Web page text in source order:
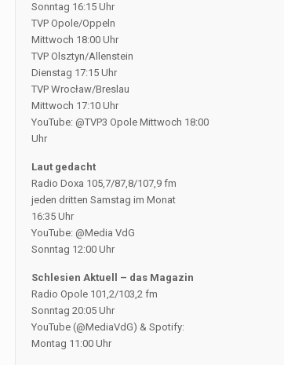
Sonntag 16:15 Uhr
TVP Opole/Oppeln
Mittwoch 18:00 Uhr
TVP Olsztyn/Allenstein
Dienstag 17:15 Uhr
TVP Wrocław/Breslau
Mittwoch 17:10 Uhr
YouTube: @TVP3 Opole Mittwoch 18:00
Uhr
Laut gedacht
Radio Doxa 105,7/87,8/107,9 fm
jeden dritten Samstag im Monat
16:35 Uhr
YouTube: @Media VdG
Sonntag 12:00 Uhr
Schlesien Aktuell – das Magazin
Radio Opole 101,2/103,2 fm
Sonntag 20:05 Uhr
YouTube (@MediaVdG) & Spotify:
Montag 11:00 Uhr